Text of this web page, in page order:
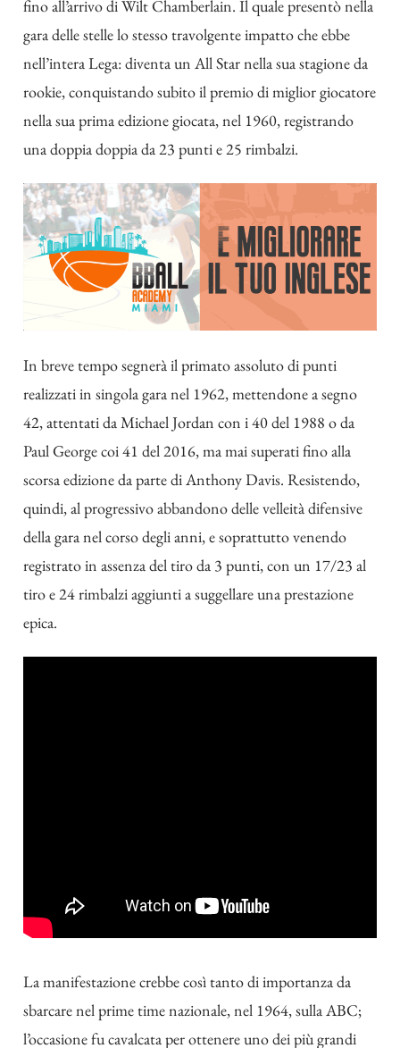
fino all’arrivo di Wilt Chamberlain. Il quale presentò nella
gara delle stelle lo stesso travolgente impatto che ebbe
nell’intera Lega: diventa un All Star nella sua stagione da
rookie, conquistando subito il premio di miglior giocatore
nella sua prima edizione giocata, nel 1960, registrando
una doppia doppia da 23 punti e 25 rimbalzi.
In breve tempo segnerà il primato assoluto di punti
realizzati in singola gara nel 1962, mettendone a segno
42, attentati da Michael Jordan con i 40 del 1988 o da
Paul George coi 41 del 2016, ma mai superati fino alla
scorsa edizione da parte di Anthony Davis. Resistendo,
quindi, al progressivo abbandono delle velleità difensive
della gara nel corso degli anni, e soprattutto venendo
registrato in assenza del tiro da 3 punti, con un 17/23 al
tiro e 24 rimbalzi aggiunti a suggellare una prestazione
epica.
La manifestazione crebbe così tanto di importanza da
sbarcare nel prime time nazionale, nel 1964, sulla ABC;
l’occasione fu cavalcata per ottenere uno dei più grandi